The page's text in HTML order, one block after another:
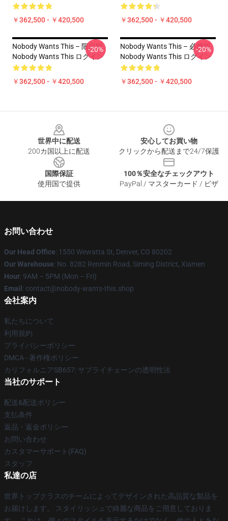
￥362,500 - ￥420,500 ￥362,500 - ￥420,500
Nobody Wants This – 限定版
Nobody Wants This ログイン
￥362,500 - ￥420,500
-20%
Nobody Wants This – 必携版
Nobody Wants This ログイン
￥362,500 - ￥420,500
-20%
世界中に配送
200カ国以上に配送
安心してお買い物
クリックから配送まで24/7保護
国際保証
使用国で提供
100％安全なチェックアウト
PayPal / マスターカード / ビザ
お問い合わせ
Our Head Office: 1550 Wewatta St, Denver, CO 80202
Our Warehouse: No. 8282 Renmin Road, Siming District, Xiamen
Hour: 9AM – 5PM (Mon – Fri)
Email : contact@nobody-wants-this.shop
会社案内
私たちについて
利用規約
プライバシーポリシー
DMCA - 著作権ポリシー
カリフォルニアSB657: サプライチェーンの透明性法
当社のサポート
配送&配送ポリシー
支払条件
返品・返金ポリシー
お問い合わせ
カスタマーサポート(FAQ)
スタッフ
私達の店
世界トップクラスのチームによってデザインされた高品質な製品を
お届けします。 スタイリッシュで綺麗な商品をご用意しておりま